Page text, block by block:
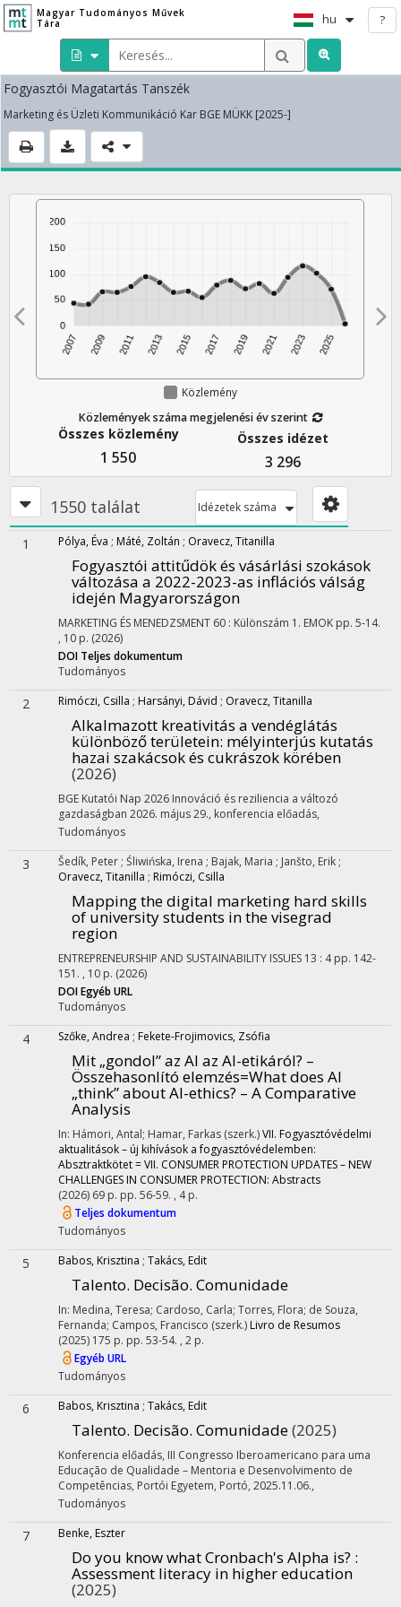
Magyar Tudományos Művek
Tára
hu ?
Fogyasztói Magatartás Tanszék
Marketing és Üzleti Kommunikáció Kar BGE MÜKK [2025-]
Közlemény
Közlemények száma megjelenési év szerint
Összes közlemény
1 550
Összes idézet
3 296
1550 találat Idézetek száma
1 Pólya, Éva ; Máté, Zoltán ; Oravecz, Titanilla
Fogyasztói attitűdök és vásárlási szokások
változása a 2022-2023-as inflációs válság
idején Magyarországon
MARKETING ÉS MENEDZSMENT 60 : Különszám 1. EMOK pp. 5-14.
, 10 p. (2026)
DOI Teljes dokumentum
Tudományos
2 Rimóczi, Csilla ; Harsányi, Dávid ; Oravecz, Titanilla
Alkalmazott kreativitás a vendéglátás
különböző területein: mélyinterjús kutatás
hazai szakácsok és cukrászok körében
(2026)
BGE Kutatói Nap 2026 Innováció és reziliencia a változó
gazdaságban 2026. május 29., konferencia előadás,
Tudományos
3 Šedík, Peter ; Śliwińska, Irena ; Bajak, Maria ; Janšto, Erik ;
Oravecz, Titanilla ; Rimóczi, Csilla
Mapping the digital marketing hard skills
of university students in the visegrad
region
ENTREPRENEURSHIP AND SUSTAINABILITY ISSUES 13 : 4 pp. 142-
151. , 10 p. (2026)
DOIEgyéb URL
Tudományos
4 Szőke, Andrea ; Fekete-Frojimovics, Zsófia
Mit „gondol” az AI az AI-etikáról? –
Összehasonlító elemzés=What does AI
„think” about AI-ethics? – A Comparative
Analysis
In: Hámori, Antal; Hamar, Farkas (szerk.)VII. Fogyasztóvédelmi
aktualitások – új kihívások a fogyasztóvédelemben:
Absztraktkötet = VII. CONSUMER PROTECTION UPDATES – NEW
CHALLENGES IN CONSUMER PROTECTION: Abstracts
(2026) 69 p. pp. 56-59. , 4 p.
Teljes dokumentum
Tudományos
5 Babos, Krisztina ; Takács, Edit
Talento. Decisão. Comunidade
In: Medina, Teresa; Cardoso, Carla; Torres, Flora; de Souza,
Fernanda; Campos, Francisco (szerk.) Livro de Resumos
(2025) 175 p. pp. 53-54. , 2 p.
Egyéb URL
Tudományos
6 Babos, Krisztina ; Takács, Edit
Talento. Decisão. Comunidade(2025)
Konferencia előadás, III Congresso Iberoamericano para uma
Educação de Qualidade – Mentoria e Desenvolvimento de
Competências, Portói Egyetem, Portó, 2025.11.06.,
Tudományos
7 Benke, Eszter
Do you know what Cronbach's Alpha is? :
Assessment literacy in higher education
(2025)